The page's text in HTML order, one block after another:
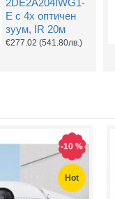
E с 4х оптичен
зуум, IR 20м
€277.02 (541.80лв.)
Hot
-10 %